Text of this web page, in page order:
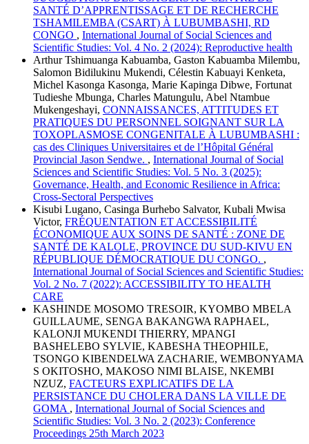
SANTÉ D’APPRENTISSAGE ET DE RECHERCHE
TSHAMILEMBA (CSART) À LUBUMBASHI, RD
CONGO , International Journal of Social Sciences and
Scientific Studies: Vol. 4 No. 2 (2024): Reproductive health
Arthur Tshimuanga Kabuamba, Gaston Kabuamba Milembu,
Salomon Bidilukinu Mukendi, Célestin Kabuayi Kenketa,
Michel Kasonga Kasonga, Marie Kapinga Dibwe, Fortunat
Tudieshe Mbunga, Charles Matungulu, Abel Ntambue
Mukengeshayi, CONNAISSANCES, ATTITUDES ET
PRATIQUES DU PERSONNEL SOIGNANT SUR LA
TOXOPLASMOSE CONGENITALE À LUBUMBASHI :
cas des Cliniques Universitaires et de l’Hôpital Général
Provincial Jason Sendwe. , International Journal of Social
Sciences and Scientific Studies: Vol. 5 No. 3 (2025):
Governance, Health, and Economic Resilience in Africa:
Cross-Sectoral Perspectives
Kisubi Lugano, Casinga Burhebo Salvator, Kubali Mwisa
Victor, FRÉQUENTATION ET ACCESSIBILITÉ
ÉCONOMIQUE AUX SOINS DE SANTÉ : ZONE DE
SANTÉ DE KALOLE, PROVINCE DU SUD-KIVU EN
RÉPUBLIQUE DÉMOCRATIQUE DU CONGO. ,
International Journal of Social Sciences and Scientific Studies:
Vol. 2 No. 7 (2022): ACCESSIBILITY TO HEALTH
CARE
KASHINDE MOSOMO TRESOIR, KYOMBO MBELA
GUILLAUME, SENGA BAKANGWA RAPHAEL,
KALONJI MUKENDI THIERRY, MPANGI
BASHELEBO SYLVIE, KABESHA THEOPHILE,
TSONGO KIBENDELWA ZACHARIE, WEMBONYAMA
S OKITOSHO, MAKOSO NIMI BLAISE, NKEMBI
NZUZ, FACTEURS EXPLICATIFS DE LA
PERSISTANCE DU CHOLERA DANS LA VILLE DE
GOMA , International Journal of Social Sciences and
Scientific Studies: Vol. 3 No. 2 (2023): Conference
Proceedings 25th March 2023